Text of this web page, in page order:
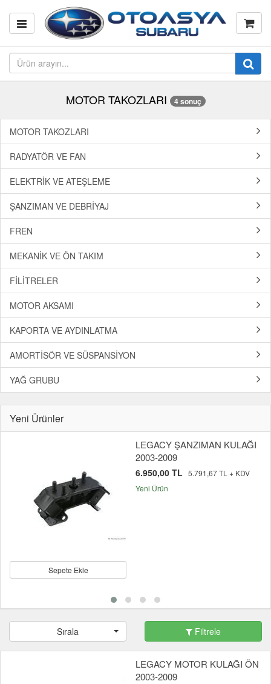
MOTOR TAKOZLARI 4 sonuç
MOTOR TAKOZLARI
RADYATÖR VE FAN
ELEKTRİK VE ATEŞLEME
ŞANZIMAN VE DEBRİYAJ
FREN
MEKANİK VE ÖN TAKIM
FİLİTRELER
MOTOR AKSAMI
KAPORTA VE AYDINLATMA
AMORTİSÖR VE SÜSPANSİYON
YAĞ GRUBU
Yeni Ürünler
Sepete Ekle
LEGACY ŞANZIMAN KULAĞI
2003-2009
6.950,00 TL 5.791,67 TL + KDV
Yeni Ürün
Sırala Filtrele
LEGACY MOTOR KULAĞI ÖN
2003-2009